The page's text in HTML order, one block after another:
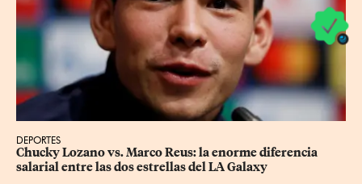
DEPORTES
Chucky Lozano vs. Marco Reus: la enorme diferencia
salarial entre las dos estrellas del LA Galaxy